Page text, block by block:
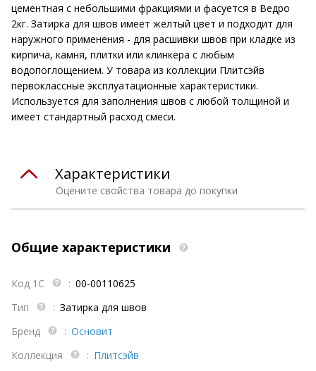
цементная с небольшими фракциями и фасуется в Ведро
2кг. Затирка для швов имеет желтый цвет и подходит для
наружного применения - для расшивки швов при кладке из
кирпича, камня, плитки или клинкера с любым
водопоглощением. У товара из коллекции Плитсэйв
первоклассные эксплуатационные характеристики.
Используется для заполнения швов с любой толщиной и
имеет стандартный расход смеси.
Оцените свойства товара до покупки
Характеристики
Общие характеристики
Код 1С : 00-00110625
Тип
: Затирка для швов
Бренд
: Основит
Коллекция
: Плитсэйв